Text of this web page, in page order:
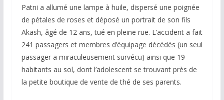
Patni a allumé une lampe à huile, dispersé une poignée
de pétales de roses et déposé un portrait de son fils
Akash, âgé de 12 ans, tué en pleine rue. L’accident a fait
241 passagers et membres d’équipage décédés (un seul
passager a miraculeusement survécu) ainsi que 19
habitants au sol, dont l’adolescent se trouvant près de
la petite boutique de vente de thé de ses parents.